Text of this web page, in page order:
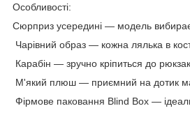
Особливості:
Сюрприз усередині — модель
Чарівний образ — кожна лялька в
Карабін — зручно кріпиться до
М'який плюш — приємний на дотик
Фірмове паковання Blind Box —